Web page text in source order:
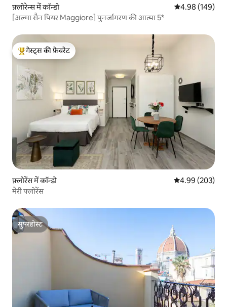
फ़्लोरेन्स में कॉन्डो औसत रेटिंग 5 में से
4.98 (149)
[अल्मा सैन पियर Maggiore] पुनर्जागरण की आत्मा 5*
गेस्ट्स का टॉप फ़ेवरेट
गेस्ट्स की फ़ेवरेट
फ़्लोरेंस में कॉन्डो औसत रेटिंग 5 में से
4.99 (203)
मेरी फ्लोरेंस
सुपरहोस्ट
सुपरहोस्ट